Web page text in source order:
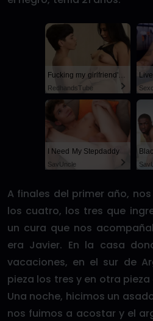
Fucking my girlfriend's hot mommy by mistake
RedhandsTube
I Need My Stepdaddy
SayUncle
A finales del primer año,
los cuatro, los tres que
un cura que nos
era Javier. En la casa
vacaciones, en el sur de
pieza los tres y en otra
Una noche, hicimos un
nos fuimos a acostar y el